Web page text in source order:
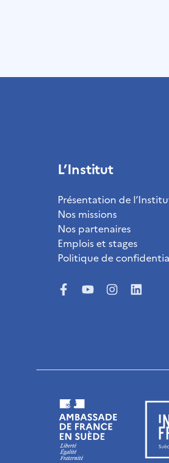
L’Institut
Présentation de
Nos missions
Nos partenaires
Emplois et stages
Politique de